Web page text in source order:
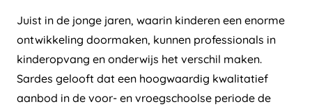
Juist in de jonge jaren, waarin kinderen een enorme
ontwikkeling doormaken, kunnen professionals in
kinderopvang en onderwijs het verschil maken.
Sardes gelooft dat een hoogwaardig kwalitatief
aanbod in de voor- en vroegschoolse periode de